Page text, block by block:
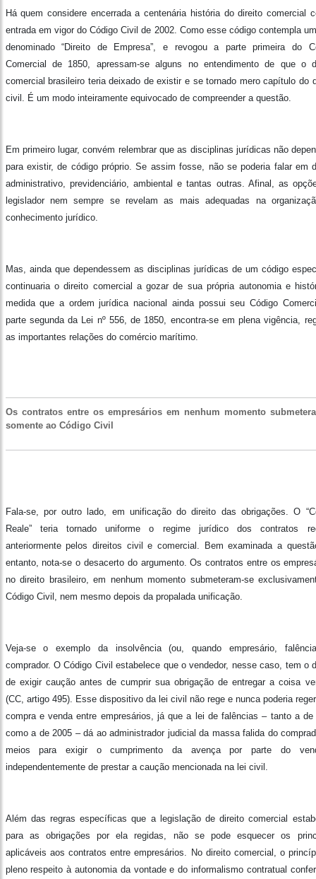
Há quem considere encerrada a centenária história do direito comercial
entrada em vigor do Código Civil de 2002. Como esse código contempla
denominado “Direito de Empresa”, e revogou a parte primeira do
Comercial de 1850, apressam-se alguns no entendimento de que o
comercial brasileiro teria deixado de existir e se tornado mero capítulo do
civil. É um modo inteiramente equivocado de compreender a questão.
Em primeiro lugar, convém relembrar que as disciplinas jurídicas não
para existir, de código próprio. Se assim fosse, não se poderia falar em
administrativo, previdenciário, ambiental e tantas outras. Afinal, as
legislador nem sempre se revelam as mais adequadas na
conhecimento jurídico.
Mas, ainda que dependessem as disciplinas jurídicas de um código
continuaria o direito comercial a gozar de sua própria autonomia e
medida que a ordem jurídica nacional ainda possui seu Código
parte segunda da Lei nº 556, de 1850, encontra-se em plena vigência,
as importantes relações do comércio marítimo.
Os contratos entre os empresários em nenhum momento
somente ao Código Civil
Fala-se, por outro lado, em unificação do direito das obrigações. O
Reale” teria tornado uniforme o regime jurídico dos contratos
anteriormente pelos direitos civil e comercial. Bem examinada a
entanto, nota-se o desacerto do argumento. Os contratos entre os
no direito brasileiro, em nenhum momento submeteram-se
Código Civil, nem mesmo depois da propalada unificação.
Veja-se o exemplo da insolvência (ou, quando empresário,
comprador. O Código Civil estabelece que o vendedor, nesse caso, tem o
de exigir caução antes de cumprir sua obrigação de entregar a coisa
(CC, artigo 495). Esse dispositivo da lei civil não rege e nunca poderia
compra e venda entre empresários, já que a lei de falências – tanto a de
como a de 2005 – dá ao administrador judicial da massa falida do
meios para exigir o cumprimento da avença por parte do
independentemente de prestar a caução mencionada na lei civil.
Além das regras específicas que a legislação de direito comercial
para as obrigações por ela regidas, não se pode esquecer os
aplicáveis aos contratos entre empresários. No direito comercial, o
pleno respeito à autonomia da vontade e do informalismo contratual